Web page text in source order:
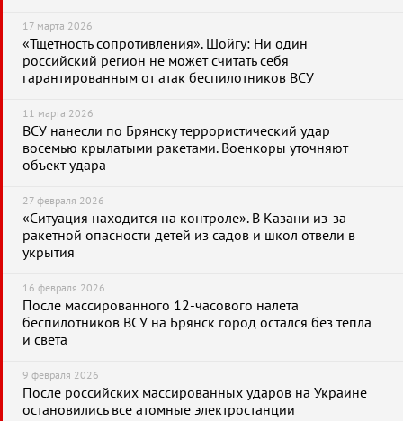
17 марта 2026
«Тщетность сопротивления». Шойгу: Ни один
российский регион не может считать себя
гарантированным от атак беспилотников ВСУ
11 марта 2026
ВСУ нанесли по Брянску террористический удар
восемью крылатыми ракетами. Военкоры уточняют
объект удара
27 февраля 2026
«Ситуация находится на контроле». В Казани из-за
ракетной опасности детей из садов и школ отвели в
укрытия
16 февраля 2026
После массированного 12-часового налета
беспилотников ВСУ на Брянск город остался без тепла
и света
9 февраля 2026
После российских массированных ударов на Украине
остановились все атомные электростанции